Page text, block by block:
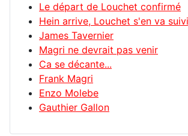
Le départ de Louchet confirmé
Hein arrive, Louchet s'en va
James Tavernier
Magri ne devrait pas venir
Ca se décante...
Frank Magri
Enzo Molebe
Gauthier Gallon